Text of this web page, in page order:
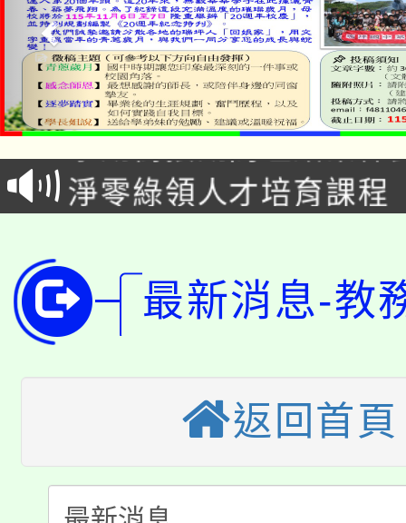
115年食農教育專業人
程
學期銜接期間理賠案件
學籍身 分審查程序及
淨零綠領人才培育課程
公告本校115學年度第
代理(課)教師甄選結果(
「2026金融保險知識
車」活動
桃園市115學年度學生
代理(課)教師甄選結果
公告本校115學年度第
《TA101》溝通分析基
轉知苗栗縣政府辦理
最新消息-教
返回首頁